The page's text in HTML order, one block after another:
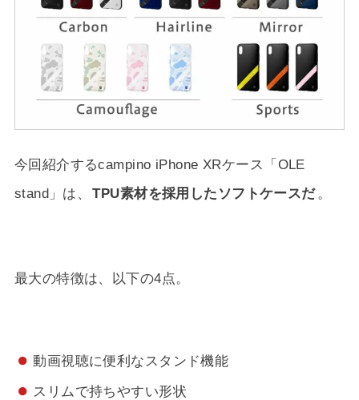
今回紹介するcampino iPhone XRケース「OLE
stand」は、 TPU素材を採用したソフトケースだ。
最大の特徴は、以下の4点。
動画視聴に便利なスタンド機能
スリムで持ちやすい形状